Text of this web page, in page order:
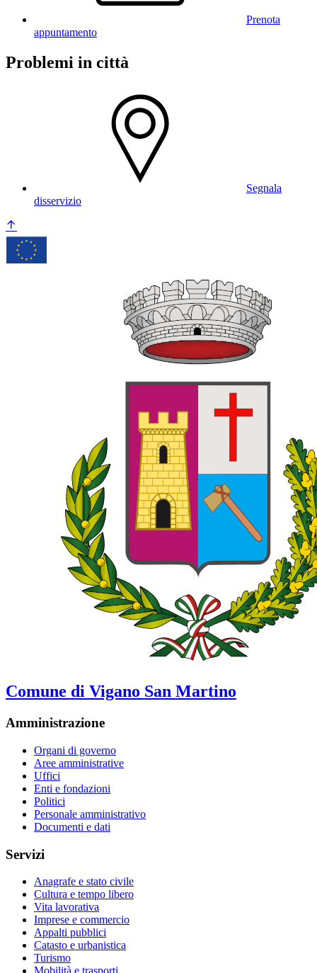
Prenota
appuntamento
Problemi in città
Segnala
disservizio
Comune di Vigano San Martino
Amministrazione
Organi di governo
Aree amministrative
Uffici
Enti e fondazioni
Politici
Personale amministrativo
Documenti e dati
Servizi
Anagrafe e stato civile
Cultura e tempo libero
Vita lavorativa
Imprese e commercio
Appalti pubblici
Catasto e urbanistica
Turismo